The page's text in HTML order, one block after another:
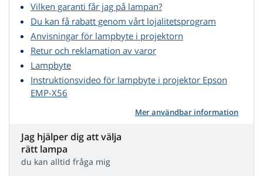
Vilken garanti får jag på lampan?
Du kan få rabatt genom vårt lojalitetsprogram
Anvisningar för lampbyte i projektorn
Retur och reklamation av varor
Lampbyte
Instruktionsvideo för lampbyte i projektor Epson
EMP-X56
Mer användbar information
Jag hjälper dig att välja
rätt lampa
du kan alltid fråga mig